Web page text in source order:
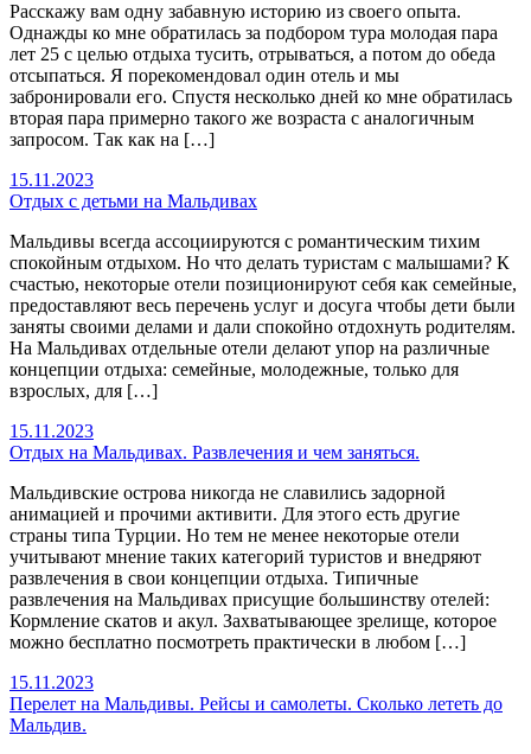
Расскажу вам одну забавную историю из своего опыта.
Однажды ко мне обратилась за подбором тура молодая пара
лет 25 с целью отдыха тусить, отрываться, а потом до обеда
отсыпаться. Я порекомендовал один отель и мы
забронировали его. Спустя несколько дней ко мне обратилась
вторая пара примерно такого же возраста с аналогичным
запросом. Так как на […]
15.11.2023
Отдых с детьми на Мальдивах
Мальдивы всегда ассоциируются с романтическим тихим
спокойным отдыхом. Но что делать туристам с малышами? К
счастью, некоторые отели позиционируют себя как семейные,
предоставляют весь перечень услуг и досуга чтобы дети были
заняты своими делами и дали спокойно отдохнуть родителям.
На Мальдивах отдельные отели делают упор на различные
концепции отдыха: семейные, молодежные, только для
взрослых, для […]
15.11.2023
Отдых на Мальдивах. Развлечения и чем заняться.
Мальдивские острова никогда не славились задорной
анимацией и прочими активити. Для этого есть другие
страны типа Турции. Но тем не менее некоторые отели
учитывают мнение таких категорий туристов и внедряют
развлечения в свои концепции отдыха. Типичные
развлечения на Мальдивах присущие большинству отелей:
Кормление скатов и акул. Захватывающее зрелище, которое
можно бесплатно посмотреть практически в любом […]
15.11.2023
Перелет на Мальдивы. Рейсы и самолеты. Сколько лететь до
Мальдив.